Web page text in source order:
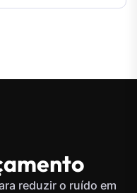
reduzir o ruído em